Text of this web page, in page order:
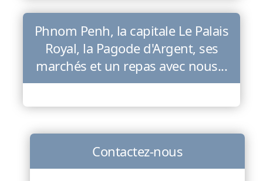
Phnom Penh, la capitale Le Palais
Royal, la Pagode d'Argent, ses
marchés et un repas avec nous...
Contactez-nous